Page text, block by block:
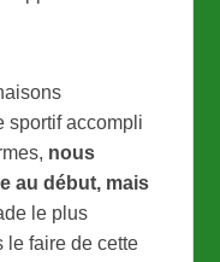
sportif accompli
nous
au début, mais
le plus
le faire de cette